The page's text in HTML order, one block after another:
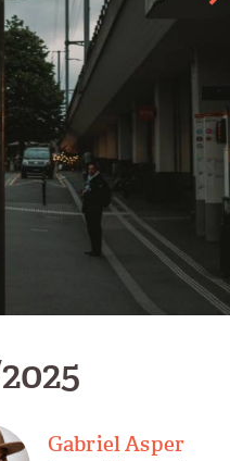
Gabriel Asper